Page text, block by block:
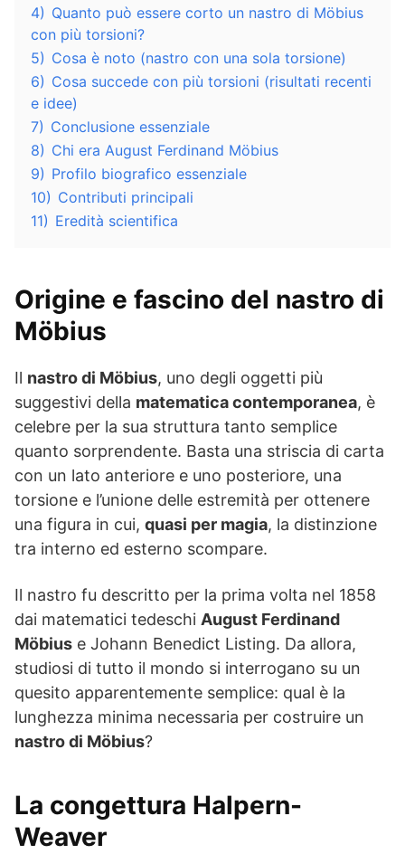
4) Quanto può essere corto un nastro di Möbius
con più torsioni?
5) Cosa è noto (nastro con una sola torsione)
6) Cosa succede con più torsioni (risultati recenti
e idee)
7) Conclusione essenziale
8) Chi era August Ferdinand Möbius
9) Profilo biografico essenziale
10) Contributi principali
11) Eredità scientifica
Origine e fascino del nastro di
Möbius
Il nastro di Möbius, uno degli oggetti più
suggestivi della matematica contemporanea, è
celebre per la sua struttura tanto semplice
quanto sorprendente. Basta una striscia di carta
con un lato anteriore e uno posteriore, una
torsione e l’unione delle estremità per ottenere
una figura in cui, quasi per magia, la distinzione
tra interno ed esterno scompare.
Il nastro fu descritto per la prima volta nel 1858
dai matematici tedeschi August Ferdinand
Möbius e Johann Benedict Listing. Da allora,
studiosi di tutto il mondo si interrogano su un
quesito apparentemente semplice: qual è la
lunghezza minima necessaria per costruire un
nastro di Möbius?
La congettura Halpern-
Weaver